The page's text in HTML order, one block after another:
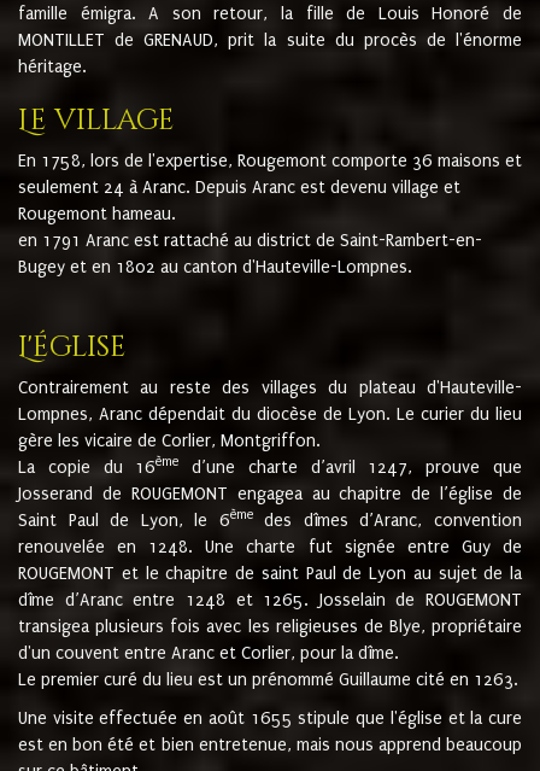
famille émigra. A son retour, la fille de Louis Honoré de
MONTILLET de GRENAUD, prit la suite du procès de l'énorme
héritage.
Le village
En 1758, lors de l'expertise, Rougemont comporte 36 maisons et
seulement 24 à Aranc. Depuis Aranc est devenu village et
Rougemont hameau.
en 1791 Aranc est rattaché au district de Saint-Rambert-en-
Bugey et en 1802 au canton d'Hauteville-Lompnes.
L'église
Contrairement au reste des villages du plateau d'Hauteville-
Lompnes, Aranc dépendait du diocèse de Lyon. Le curier du lieu
gère les vicaire de Corlier, Montgriffon.
La copie du 16ème
d’une charte d’avril 1247, prouve que
Josserand de ROUGEMONT engagea au chapitre de l’église de
Saint Paul de Lyon, le 6èmedes dîmes d’Aranc, convention
renouvelée en 1248. Une charte fut signée entre Guy de
ROUGEMONT et le chapitre de saint Paul de Lyon au sujet de la
dîme d’Aranc entre 1248 et 1265. Josselain de ROUGEMONT
transigea plusieurs fois avec les religieuses de Blye, propriétaire
d'un couvent entre Aranc et Corlier, pour la dîme.
Le premier curé du lieu est un prénommé Guillaume cité en 1263.
Une visite effectuée en août 1655 stipule que l'église et la cure
est en bon été et bien entretenue, mais nous apprend beaucoup